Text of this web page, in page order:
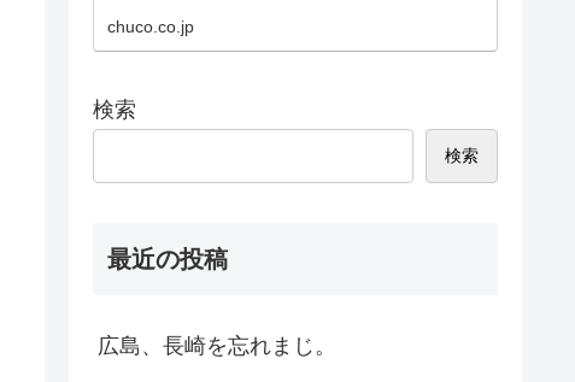
chuco.co.jp
検索
検索
最近の投稿
広島、長崎を忘れまじ。